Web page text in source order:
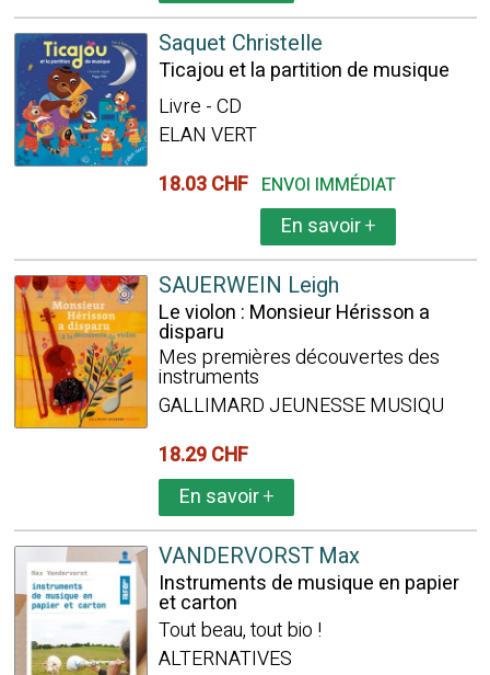
Saquet Christelle
Ticajou et la partition de musique
Livre - CD
ELAN VERT
18.03 CHF ENVOI IMMÉDIAT
En savoir+
SAUERWEIN Leigh
Le violon : Monsieur Hérisson a
disparu
Mes premières découvertes des
instruments
GALLIMARD JEUNESSE MUSIQU
18.29 CHF
En savoir+
VANDERVORST Max
Instruments de musique en papier
et carton
Tout beau, tout bio !
ALTERNATIVES